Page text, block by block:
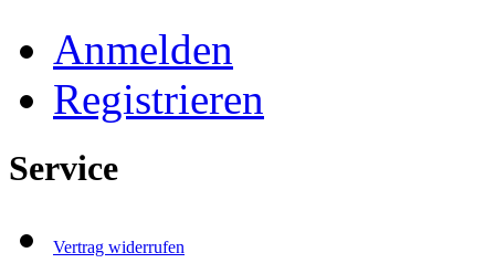
Anmelden
Registrieren
Service
Vertrag widerrufen